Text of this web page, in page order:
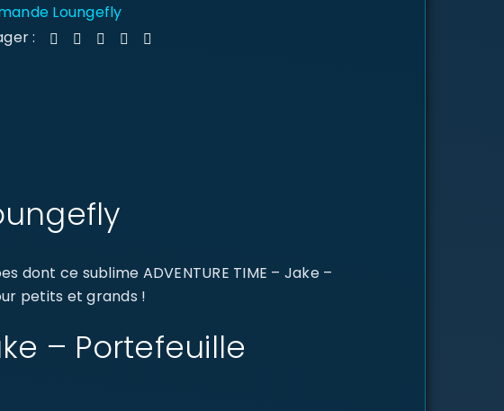
Loungefly
:
ce sublime ADVENTURE TIME – Jake –
petits et grands !
– Portefeuille